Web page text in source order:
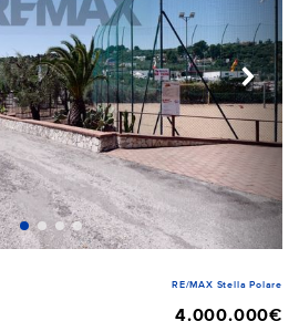
RE/MAX Stella Polare
4.000.000€